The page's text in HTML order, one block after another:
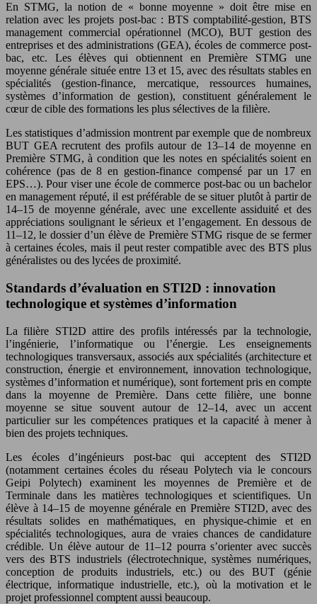
En STMG, la notion de « bonne moyenne » doit être mise en
relation avec les projets post-bac : BTS comptabilité-gestion, BTS
management commercial opérationnel (MCO), BUT gestion des
entreprises et des administrations (GEA), écoles de commerce post-
bac, etc. Les élèves qui obtiennent en Première STMG une
moyenne générale située entre 13 et 15, avec des résultats stables en
spécialités (gestion-finance, mercatique, ressources humaines,
systèmes d’information de gestion), constituent généralement le
cœur de cible des formations les plus sélectives de la filière.
Les statistiques d’admission montrent par exemple que de nombreux
BUT GEA recrutent des profils autour de 13–14 de moyenne en
Première STMG, à condition que les notes en spécialités soient en
cohérence (pas de 8 en gestion-finance compensé par un 17 en
EPS…). Pour viser une école de commerce post-bac ou un bachelor
en management réputé, il est préférable de se situer plutôt à partir de
14–15 de moyenne générale, avec une excellente assiduité et des
appréciations soulignant le sérieux et l’engagement. En dessous de
11–12, le dossier d’un élève de Première STMG risque de se fermer
à certaines écoles, mais il peut rester compatible avec des BTS plus
généralistes ou des lycées de proximité.
Standards d’évaluation en STI2D : innovation
technologique et systèmes d’information
La filière STI2D attire des profils intéressés par la technologie,
l’ingénierie, l’informatique ou l’énergie. Les enseignements
technologiques transversaux, associés aux spécialités (architecture et
construction, énergie et environnement, innovation technologique,
systèmes d’information et numérique), sont fortement pris en compte
dans la moyenne de Première. Dans cette filière, une bonne
moyenne se situe souvent autour de 12–14, avec un accent
particulier sur les compétences pratiques et la capacité à mener à
bien des projets techniques.
Les écoles d’ingénieurs post-bac qui acceptent des STI2D
(notamment certaines écoles du réseau Polytech via le concours
Geipi Polytech) examinent les moyennes de Première et de
Terminale dans les matières technologiques et scientifiques. Un
élève à 14–15 de moyenne générale en Première STI2D, avec des
résultats solides en mathématiques, en physique-chimie et en
spécialités technologiques, aura de vraies chances de candidature
crédible. Un élève autour de 11–12 pourra s’orienter avec succès
vers des BTS industriels (électrotechnique, systèmes numériques,
conception de produits industriels, etc.) ou des BUT (génie
électrique, informatique industrielle, etc.), où la motivation et le
projet professionnel comptent aussi beaucoup.